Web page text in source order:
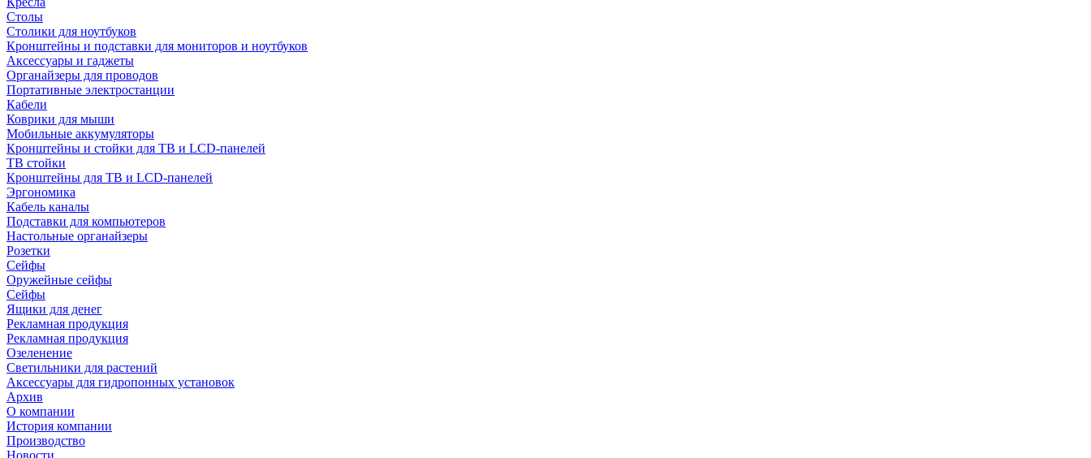
Столы
Столики для ноутбуков
Кронштейны и подставки для мониторов и ноутбуков
Аксессуары и гаджеты
Органайзеры для проводов
Портативные электростанции
Кабели
Коврики для мыши
Мобильные аккумуляторы
Кронштейны и стойки для ТВ и LCD-панелей
ТВ стойки
Кронштейны для ТВ и LCD-панелей
Эргономика
Кабель каналы
Подставки для компьютеров
Настольные органайзеры
Розетки
Сейфы
Оружейные сейфы
Сейфы
Ящики для денег
Рекламная продукция
Рекламная продукция
Озеленение
Светильники для растений
Аксессуары для гидропонных установок
Архив
О компании
История компании
Производство
Новости